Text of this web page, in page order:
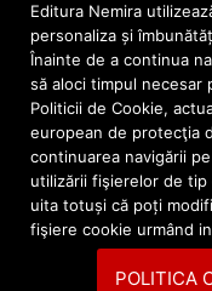
LIBRĂRII online
» Librăria Online
Nemi
Editura Nemira
personaliza și
Înainte de a continua
să aloci timpul
Politicii de Cookie,
european de protecţia
continuarea navigării
utilizării fişierelor de
uita totuși că poți
fişiere cookie urmând
POLITICA